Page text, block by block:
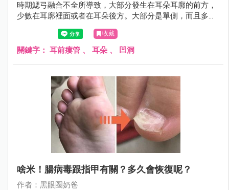
時期鰓弓融合不全所導致，大部分發生在耳朵耳廓的前方，
少數在耳廓裡面或者在耳朵後方。大部分是單側，而且多發
收藏
關鍵字： 耳前瘻管 、 耳朵 、 凹洞
啥米！腸病毒跟指甲有關？多久會恢復呢？
作者：黑眼圈奶爸